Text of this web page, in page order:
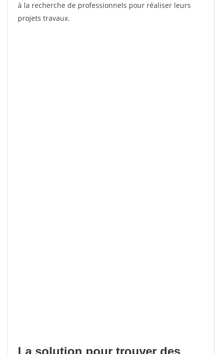
à la recherche de professionnels pour réaliser leurs
projets travaux.
La solution pour trouver des